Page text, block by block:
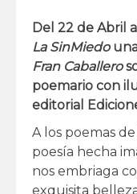
Del 22 de Abril
La SinMiedo
Fran Caballero
poemario con
editorial
A los poemas
poesía hecha
nos embriaga
exquisita